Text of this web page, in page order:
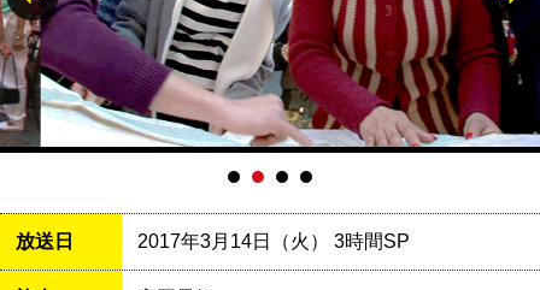
放送日 2017年3月14日（火） 3時間SP